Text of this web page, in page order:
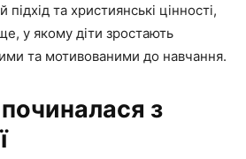
підхід та християнські цінності,
у якому діти зростають
та мотивованими до навчання.
з